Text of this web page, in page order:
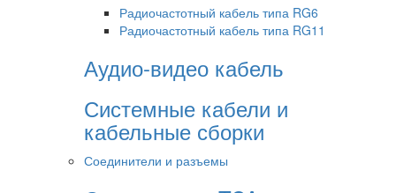
Радиочастотный кабель типа RG6
Радиочастотный кабель типа RG11
Аудио-видео кабель
Системные кабели и
кабельные сборки
Соединители и разъемы